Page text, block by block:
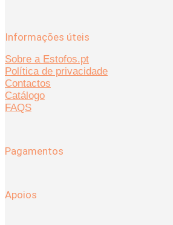
Informações úteis
Sobre a Estofos.pt
Política de privacidade
Contactos
Catálogo
FAQS
Pagamentos
Apoios